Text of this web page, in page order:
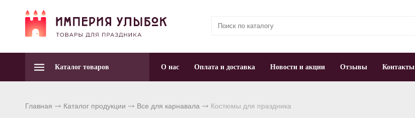
Каталог товаров О нас Оплата и доставка Новости и акции Отзывы Контакты
Главная Каталог продукции Все для карнавала Костюмы для праздника